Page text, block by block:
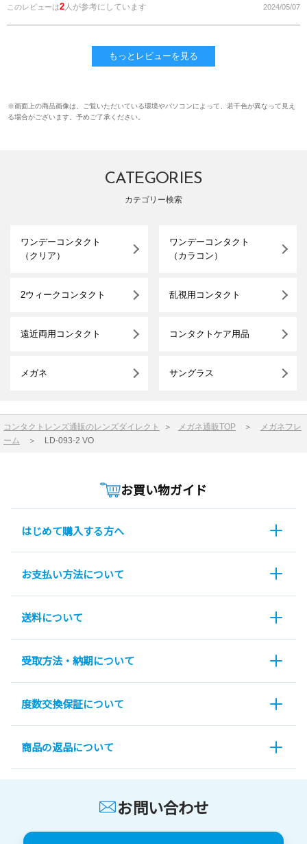
このレビューは2 人が参考にしています 2024/05/07
もっとレビューを見る
※画面上の商品画像は、ご覧いただいている環境やパソコンによって、若干色が異なって見え
る場合がございます。予めご了承ください。
CATEGORIES
カテゴリー検索
ワンデーコンタクト
（クリア）
ワンデーコンタクト
（カラコン）
2ウィークコンタクト 乱視用コンタクト
遠近両用コンタクト コンタクトケア用品
メガネ サングラス
コンタクトレンズ通販のレンズダイレクト ＞ メガネ通販TOP ＞
メガネフレ
ーム
＞ LD-093-2 VO
お買い物ガイド
はじめて購入する方へ
お支払い方法について
送料について
受取方法・納期について
度数交換保証について
商品の返品について
お問い合わせ